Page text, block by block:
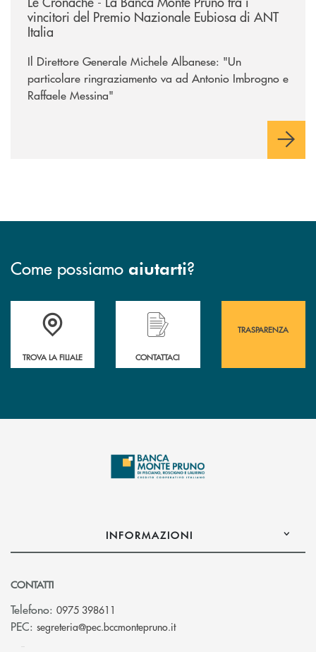
vincitori del Premio Nazionale Eubiosa di ANT
Italia
Il Direttore Generale Michele Albanese: "Un
particolare ringraziamento va ad Antonio Imbrogno e
Raffaele Messina"
Come possiamo aiutarti?
Accedi all' elenco completo&nbsp; delle&nbsp; filiali&nbsp; di Banca
TROVA LA FILIALE
Hai bisogno di assistenza immediata?
CONTATTACI
TRASPARENZA
INFORMAZIONI
CONTATTI
Telefono: 0975 398611
PEC: segreteria@pec.bccmontepruno.it(si apre l’app di posta